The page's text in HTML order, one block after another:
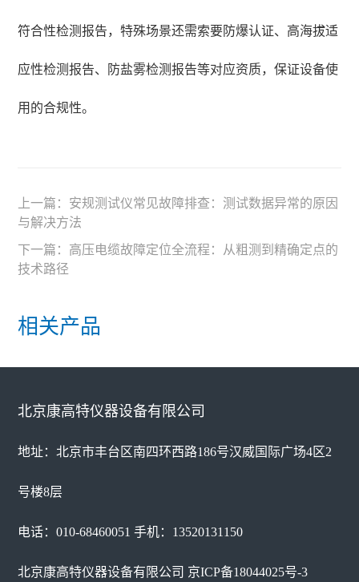
符合性检测报告，特殊场景还需索要防爆认证、高海拔适
应性检测报告、防盐雾检测报告等对应资质，保证设备使
用的合规性。
上一篇： 安规测试仪常见故障排查：测试数据异常的原因
与解决方法
下一篇： 高压电缆故障定位全流程：从粗测到精确定点的
技术路径
相关产品
北京康高特仪器设备有限公司
地址：北京市丰台区南四环西路186号汉威国际广场4区2
号楼8层
电话：010-68460051 手机：13520131150
北京康高特仪器设备有限公司 京ICP备18044025号-3